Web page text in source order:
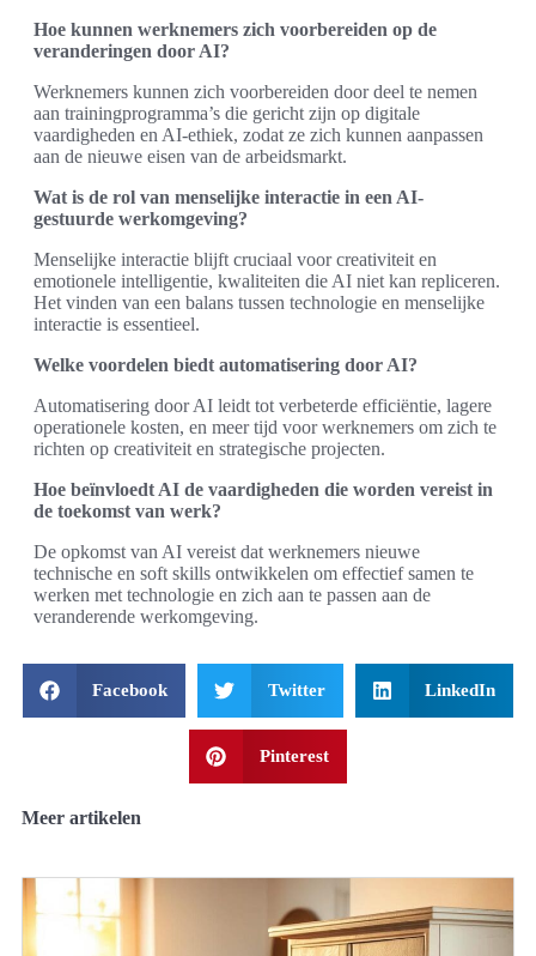
Hoe kunnen werknemers zich voorbereiden op de
veranderingen door AI?
Werknemers kunnen zich voorbereiden door deel te nemen
aan trainingprogramma’s die gericht zijn op digitale
vaardigheden en AI-ethiek, zodat ze zich kunnen aanpassen
aan de nieuwe eisen van de arbeidsmarkt.
Wat is de rol van menselijke interactie in een AI-
gestuurde werkomgeving?
Menselijke interactie blijft cruciaal voor creativiteit en
emotionele intelligentie, kwaliteiten die AI niet kan repliceren.
Het vinden van een balans tussen technologie en menselijke
interactie is essentieel.
Welke voordelen biedt automatisering door AI?
Automatisering door AI leidt tot verbeterde efficiëntie, lagere
operationele kosten, en meer tijd voor werknemers om zich te
richten op creativiteit en strategische projecten.
Hoe beïnvloedt AI de vaardigheden die worden vereist in
de toekomst van werk?
De opkomst van AI vereist dat werknemers nieuwe
technische en soft skills ontwikkelen om effectief samen te
werken met technologie en zich aan te passen aan de
veranderende werkomgeving.
Facebook Twitter LinkedIn
Pinterest
Meer artikelen